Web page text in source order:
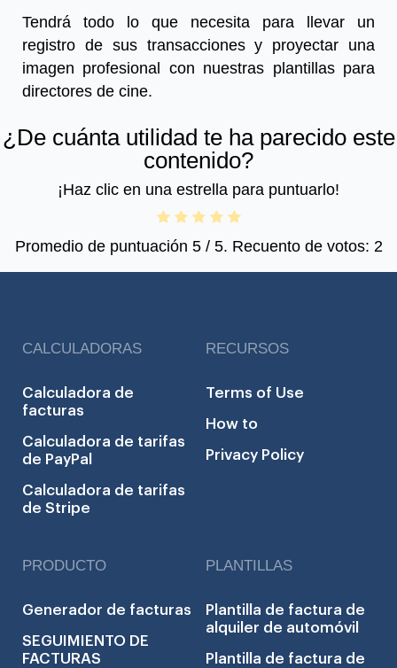
Tendrá todo lo que necesita para llevar un
registro de sus transacciones y proyectar una
imagen profesional con nuestras plantillas para
directores de cine.
¿De cuánta utilidad te ha parecido este
contenido?
¡Haz clic en una estrella para puntuarlo!
Promedio de puntuación 5/ 5. Recuento de votos: 2
CALCULADORAS
Calculadora de
facturas
Calculadora de tarifas
de PayPal
Calculadora de tarifas
de Stripe
RECURSOS
Terms of Use
How to
Privacy Policy
PRODUCTO
Generador de facturas
SEGUIMIENTO DE
FACTURAS
PLANTILLAS
Plantilla de factura de
alquiler de automóvil
Plantilla de factura de